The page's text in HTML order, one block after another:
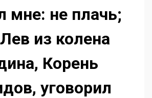
мне: не плачь;
из колена
Корень
уговорил